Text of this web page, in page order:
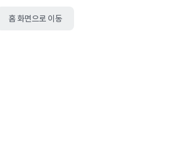
홈 화면으로 이동